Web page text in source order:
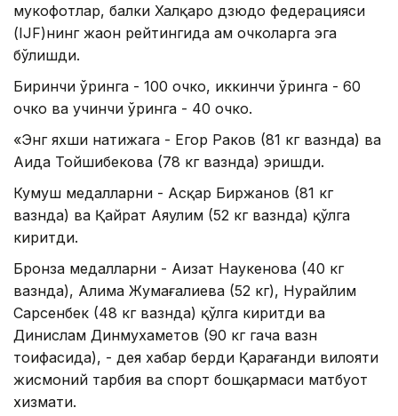
мукофотлар, балки Халқаро дзюдо федерацияси
(IJF)нинг жаҳон рейтингида ҳам очколарга эга
бўлишди.
Биринчи ўринга - 100 очко, иккинчи ўринга - 60
очко ва учинчи ўринга - 40 очко.
«Энг яхши натижага - Егор Раков (81 кг вазнда) ва
Аида Тойшибекова (78 кг вазнда) эришди.
Кумуш медалларни - Асқар Биржанов (81 кг
вазнда) ва Қайрат Аяулим (52 кг вазнда) қўлга
киритди.
Бронза медалларни - Аизат Наукенова (40 кг
вазнда), Алима Жумағалиева (52 кг), Нурайлим
Сарсенбек (48 кг вазнда) қўлга киритди ва
Динислам Динмухаметов (90 кг гача вазн
тоифасида), - дея хабар берди Қарағанди вилояти
жисмоний тарбия ва спорт бошқармаси матбуот
хизмати.